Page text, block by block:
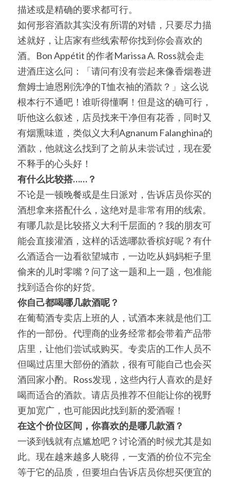
描述或是精确的要求都可行。
如何形容酒款其实没有所谓的对错，只要尽力描
述就好，让店家有些线索帮你找到你会喜欢的
酒。Bon Appétit 的作者Marissa A. Ross就会走
进酒庄这么问：「请问有没有尝起来像香烟卷进
詹姆士迪恩刚洗净的T恤衣袖的酒款？」这么说
根本行不通吧！谁听得懂啊！但是这的确可行，
听他这么叙述，店员找来干净但有花香，同时又
有烟熏味道，类似义大利Agnanum Falanghina的
酒款，他就这么找到了之前从未尝试过，现在爱
不释手的心头好！
有什么比较搭……？
不论是一顿晚餐或是生日派对，告诉店员你买的
酒想拿来搭配什么，这绝对是非常有用的线索。
有哪几款是比较搭义大利千层面的？我的朋友可
能会直接灌酒，这样的话选哪款香槟好呢？有什
么酒适合一边看欲望城市，一边吃从妈妈柜子里
偷来的儿时零嘴？问了这一题和上一题，包准能
找到适合你的好货。
你自己都喝哪几款酒呢？
在葡萄酒专卖店上班的人，试酒本来就是他们工
作的一部份。代理商的业务经常都会带着产品带
店里，让他们尝试或购买。专卖店的工作人员不
但喝过店里大部份的酒款，很有可能自己也会买
酒回家小酌。Ross发现，这些内行人喜欢的是好
喝而适合的酒款。请店员推荐不但能让你的视野
更加宽广，也可能因此找到新的爱酒喔！
在这个价位区间，你喜欢的是哪几款酒？
一谈到钱就有点尴尬吧？讨论酒的时候尤其是如
此。现在越来越多人晓得，一支酒的价位不完全
等于它的品质，但要坦白告诉店员你想买便宜的